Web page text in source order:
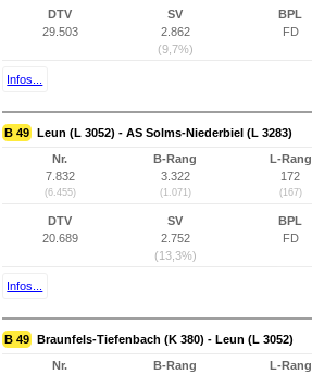
DTV
29.503
SV
2.862
(9,7%)
BPL
FD
Infos...
B 49 Leun (L 3052) - AS Solms-Niederbiel (L 3283)
Nr.
7.832
(6.455)
B-Rang
3.322
(1.071)
L-Rang
172
(167)
DTV
20.689
SV
2.752
(13,3%)
BPL
FD
Infos...
B 49 Braunfels-Tiefenbach (K 380) - Leun (L 3052)
Nr.
B-Rang
L-Rang